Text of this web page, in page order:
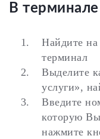
В
Найдите
терминал
Выделите
услуги»,
Введите
которую Вы
нажмите